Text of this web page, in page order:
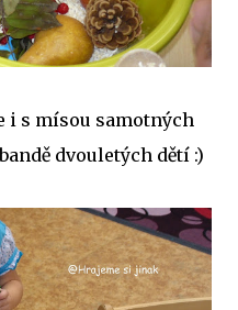
i s mísou samotných
dvouletých dětí :)